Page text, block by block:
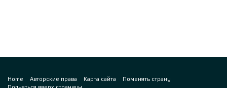
Home Авторские права Карта сайта
Поменять страну